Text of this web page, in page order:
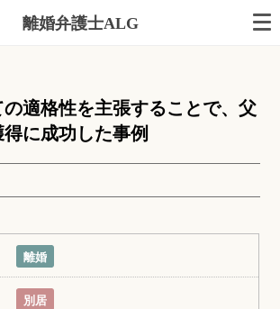
離婚弁護士ALG
適格性を主張することで、父
に成功した事例
離婚
別居